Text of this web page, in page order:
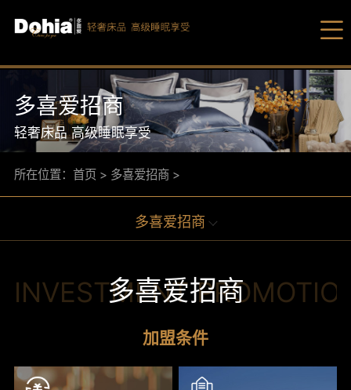
多喜爱招商
轻奢床品 高级睡眠享受
所在位置： 首页> 多喜爱招商>
多喜爱招商
INVESTMENT
多喜爱招商
加盟条件